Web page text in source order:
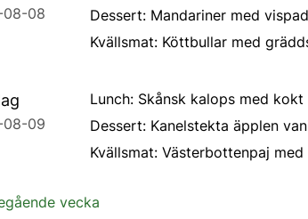
08
Dessert: Mandariner med
Kvällsmat: Köttbullar med
09
Lunch: Skånsk kalops med
Dessert: Kanelstekta äpplen
Kvällsmat: Västerbottenpaj med
vecka